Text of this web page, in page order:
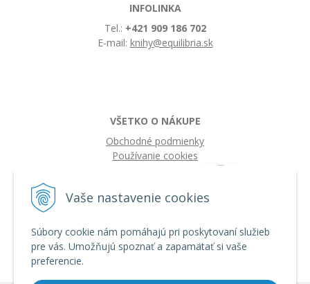
Vaše nastavenie cookies
Súbory cookie nám pomáhajú pri poskytovaní služieb
pre vás. Umožňujú spoznať a zapamätať si vaše
preferencie.
INFOLINKA
Tel.: +421 909 186 702
E-mail: knihy@equilibria.sk
VŠETKO O NÁKUPE
Obchodné podmienky
Používanie cookies